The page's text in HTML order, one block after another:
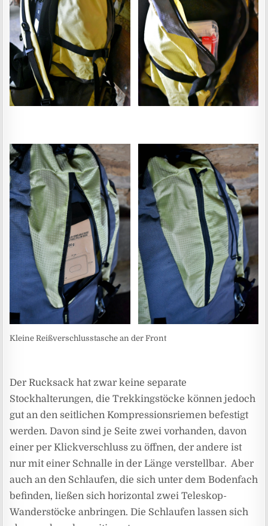
Kleine Reißverschlusstasche an der Front
Der Rucksack hat zwar keine separate
Stockhalterungen, die Trekkingstöcke können jedoch
gut an den seitlichen Kompressionsriemen befestigt
werden. Davon sind je Seite zwei vorhanden, davon
einer per Klickverschluss zu öffnen, der andere ist
nur mit einer Schnalle in der Länge verstellbar. Aber
auch an den Schlaufen, die sich unter dem Bodenfach
befinden, ließen sich horizontal zwei Teleskop-
Wanderstöcke anbringen. Die Schlaufen lassen sich